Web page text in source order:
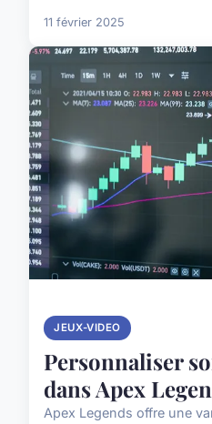
11 février 2025
JEUX-VIDEO
Personnaliser
dans Apex
Apex Legends offre une